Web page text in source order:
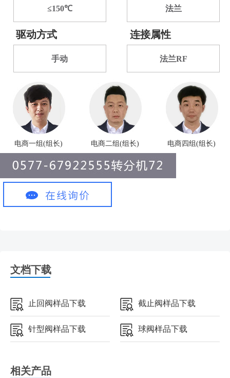
≤150℃ 法兰
驱动方式
手动
连接属性
法兰RF
电商一组(组长) 电商二组(组长) 电商四组(组长)
文档下载
止回阀样品下载 截止阀样品下载
针型阀样品下载 球阀样品下载
相关产品